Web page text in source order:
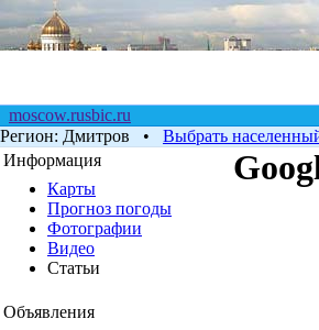
moscow.rusbic.ru
Регион: Дмитров • Выбрать
Информация
Карты
Прогноз погоды
Фотографии
Видео
Статьи
Объявления